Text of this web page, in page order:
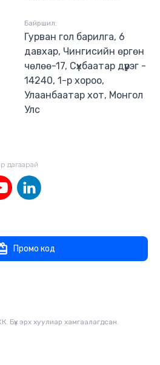
Байршил:
Гурван гол барилга, 6
давхар, Чингисийн өргөн
чөлөө-17, Сүхбаатар дүүрэг -
14240, 1-р хороо,
Улаанбаатар хот, Монгол
Улс
дагаaрай
Промо код
эрх хуулиар хамгаалагдсан.